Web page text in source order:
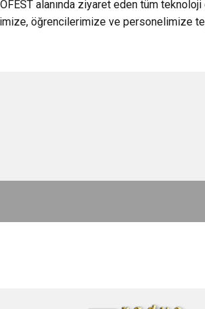
alanında ziyaret eden tüm
öğrencilerimize ve personelimize